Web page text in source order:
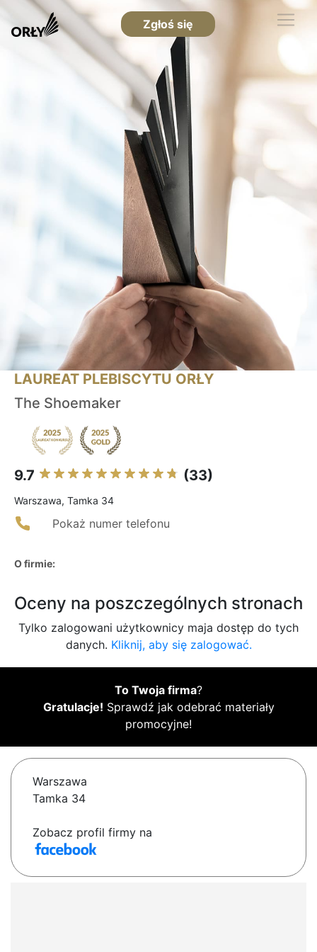
Zgłoś się
LAUREAT PLEBISCYTU ORŁY
The Shoemaker
9.7 (33)
Warszawa, Tamka 34
Pokaż numer telefonu
O firmie:
Oceny na poszczególnych stronach
Tylko zalogowani użytkownicy maja dostęp do tych
danych. Kliknij, aby się zalogować.
To Twoja firma?
Gratulacje! Sprawdź jak odebrać materiały
promocyjne!
Warszawa
Tamka 34
Zobacz profil firmy na